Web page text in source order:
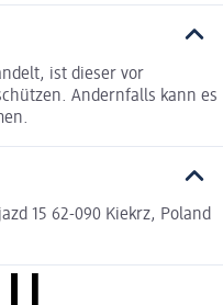
ist dieser vor
Andernfalls kann es
15 62-090 Kiekrz, Poland